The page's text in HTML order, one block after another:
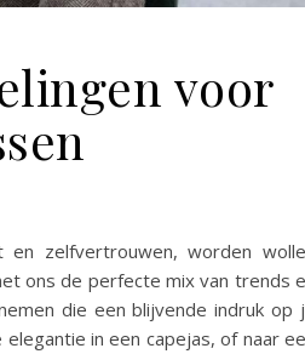
voor
zelfvertrouwen, worden
ons de perfecte mix van trends
die een blijvende indruk op
in een capejas, of naar